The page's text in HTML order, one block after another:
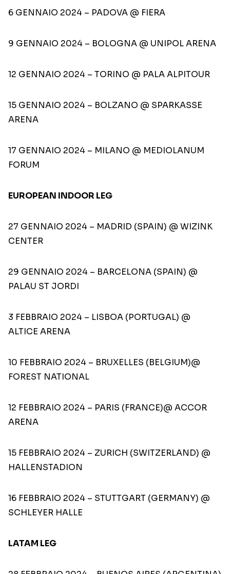
6 GENNAIO 2024 – PADOVA @ FIERA
9 GENNAIO 2024 – BOLOGNA @ UNIPOL ARENA
12 GENNAIO 2024 – TORINO @ PALA ALPITOUR
15 GENNAIO 2024 – BOLZANO @ SPARKASSE
ARENA
17 GENNAIO 2024 – MILANO @ MEDIOLANUM
FORUM
EUROPEAN INDOOR LEG
27 GENNAIO 2024 – MADRID (SPAIN) @ WIZINK
CENTER
29 GENNAIO 2024 – BARCELONA (SPAIN) @
PALAU ST JORDI
3 FEBBRAIO 2024 – LISBOA (PORTUGAL) @
ALTICE ARENA
10 FEBBRAIO 2024 – BRUXELLES (BELGIUM)@
FOREST NATIONAL
12 FEBBRAIO 2024 – PARIS (FRANCE)@ ACCOR
ARENA
15 FEBBRAIO 2024 – ZURICH (SWITZERLAND) @
HALLENSTADION
16 FEBBRAIO 2024 – STUTTGART (GERMANY) @
SCHLEYER HALLE
LATAM LEG